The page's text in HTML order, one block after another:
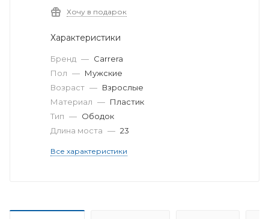
Хочу в подарок
Характеристики
Бренд — Carrera
Пол — Мужские
Возраст — Взрослые
Материал — Пластик
Тип — Ободок
Длина моста — 23
Все характеристики